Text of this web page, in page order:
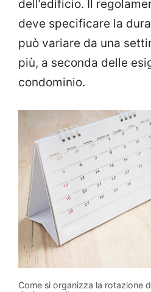
dell’edificio. Il
deve specificare la
può variare da una
più, a seconda delle
condominio.
Come si organizza la rotazione